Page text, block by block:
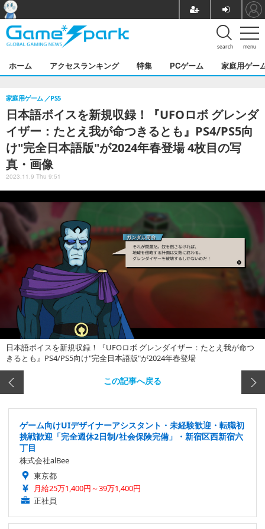
menu
search
ホーム アクセスランキング 特集 PCゲーム 家庭用ゲー
日本語ボイスを新規収録！『UFOロボ グレンダ
イザー：たとえ我が命つきるとも』PS4/PS5向
け"完全日本語版"が2024年春登場 4枚目の写
真・画像
家庭用ゲーム PS5
2023.11.9 Thu 9:51
日本語ボイスを新規収録！『UFOロボ グレンダイザー：たとえ我が命つ
きるとも』PS4/PS5向け"完全日本語版"が2024年春登場
この記事へ戻る
ゲーム向けUIデザイナーアシスタント・未経験歓迎・転職初
挑戦歓迎「完全週休2日制/社会保険完備」・新宿区西新宿六
丁目
株式会社alBee
東京都
月給25万1,400円～39万1,400円
正社員